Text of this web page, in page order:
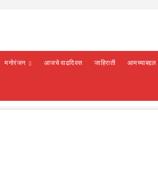
मनोरंजन आजचे वाढदिवस जाहिराती आमच्याबद्दल